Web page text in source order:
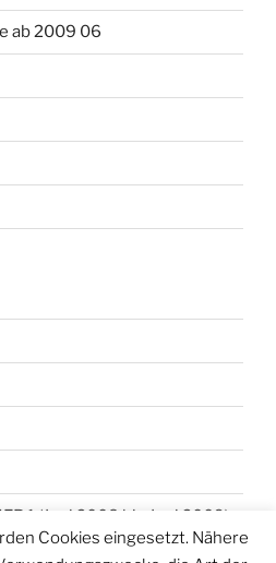
ab 2009 06
1 (Juni 2008 bis Juni 2009)
Cookies eingesetzt. Nähere